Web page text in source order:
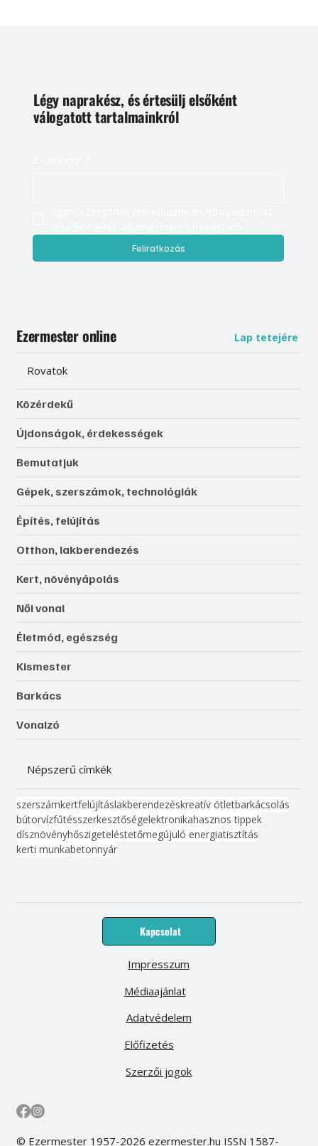
Légy naprakész, és értesülj elsőként
válogatott tartalmainkról
Feliratkozás
Ezermester online Lap tetejére
Rovatok
Közérdekű
Újdonságok, érdekességek
Bemutatjuk
Gépek, szerszámok, technológiák
Építés, felújítás
Otthon, lakberendezés
Kert, növényápolás
Női vonal
Életmód, egészség
Kismester
Barkács
Vonalzó
Népszerű címkék
szerszámkertfelújításlakberendezéskreatív ötletbarkácsolás
bútorvízfűtésszerkesztőségelektronikahasznos tippek
dísznövényhőszigeteléstetőmegújuló energiatisztítás
kerti munkabetonnyár
Kapcsolat
Médiaajánlat
Előfizetés
Impresszum
Adatvédelem
Szerzői jogok
© Ezermester 1957-2026 ezermester.hu ISSN 1587-